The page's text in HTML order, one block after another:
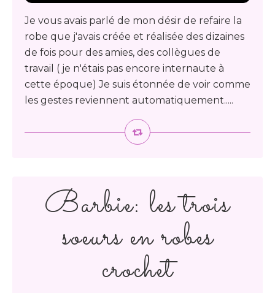
Je vous avais parlé de mon désir de refaire la
robe que j'avais créée et réalisée des dizaines
de fois pour des amies, des collègues de
travail ( je n'étais pas encore internaute à
cette époque) Je suis étonnée de voir comme
les gestes reviennent automatiquement.....
Barbie: les trois
soeurs en robes
crochet